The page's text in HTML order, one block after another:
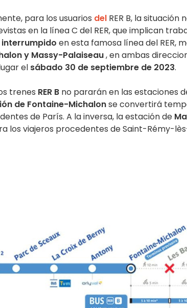
para los usuarios del RER B, la
en la línea C del RER, que implican
en esta famosa línea del RER,
y Massy-Palaiseau, en ambas
el sábado 30 de septiembre de 2023.
trenes RER B no pararán en las estaciones
de Fontaine-Michalonse convertirá
de París. A la inversa, la estación de
los viajeros procedentes de Saint-Rémy-